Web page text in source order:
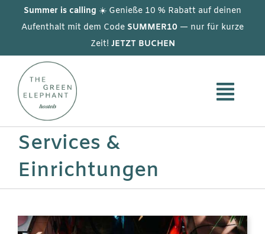
Summer is calling ☀️ Genieße 10 % Rabatt auf deinen
Aufenthalt mit dem Code SUMMER10 — nur für kurze
Zeit! JETZT BUCHEN
Services &
Einrichtungen